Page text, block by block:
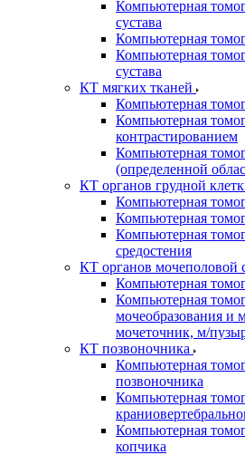
Компьютерная
сустава
Компьютерная
Компьютерная
сустава
КТ мягких тканей
Компьютерная
Компьютерная
контрастированием
Компьютерная
(определенной
КТ органов грудной
Компьютерная
Компьютерная
Компьютерная
средостения
КТ органов мочеполовой
Компьютерная
Компьютерная
мочеобразования и
мочеточник, м/
КТ позвоночника
Компьютерная
позвоночника
Компьютерная
Компьютерная
копчика